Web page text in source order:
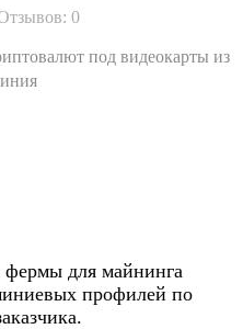
0
под видеокарты из
фермы для майнинга
профилей по